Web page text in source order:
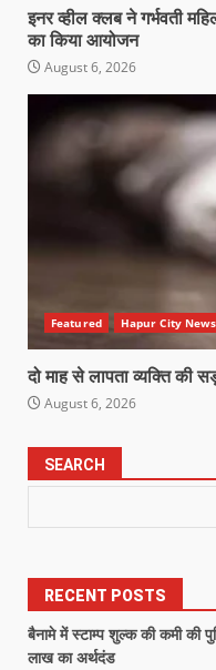
इनर व्हील क्लब ने गर्भवती
का किया आयोजन
August 6, 2026
Featured Hapur City
दो माह से लापता व्यक्ति की
August 6, 2026
SEARCH
RECENT POSTS
बैनामे में स्टाम्प शुल्क की कमी की
लाख का अर्थदंड